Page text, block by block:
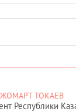
ТОКАЕВ
Республики